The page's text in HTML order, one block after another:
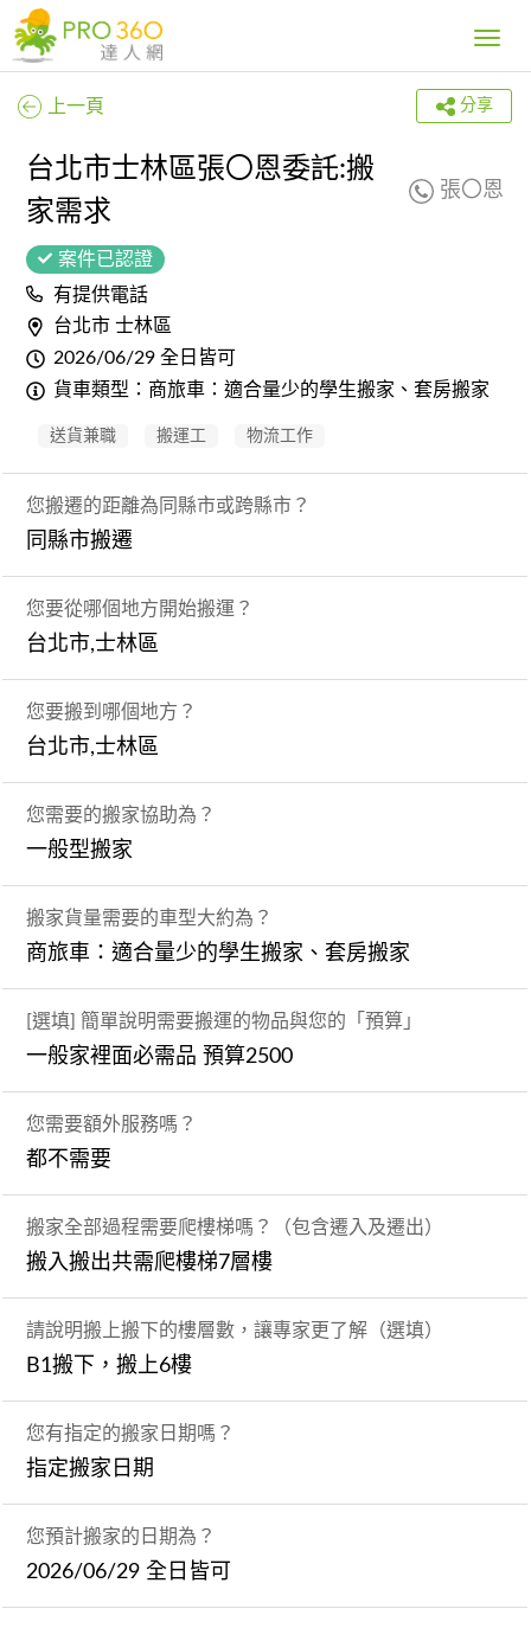
Toggle
上一頁 分享
台北市士林區張〇恩委託:搬
家需求
張〇恩
案件已認證
有提供電話
台北市 士林區
2026/06/29 全日皆可
貨車類型：商旅車：適合量少的學生搬家、套房搬家
送貨兼職 搬運工 物流工作
您搬遷的距離為同縣市或跨縣市？
同縣市搬遷
您要從哪個地方開始搬運？
台北市,士林區
您要搬到哪個地方？
台北市,士林區
您需要的搬家協助為？
一般型搬家
搬家貨量需要的車型大約為？
商旅車：適合量少的學生搬家、套房搬家
[選填] 簡單說明需要搬運的物品與您的「預算」
一般家裡面必需品 預算2500
您需要額外服務嗎？
都不需要
搬家全部過程需要爬樓梯嗎？（包含遷入及遷出）
搬入搬出共需爬樓梯7層樓
請說明搬上搬下的樓層數，讓專家更了解（選填）
B1搬下，搬上6樓
您有指定的搬家日期嗎？
指定搬家日期
您預計搬家的日期為？
2026/06/29 全日皆可